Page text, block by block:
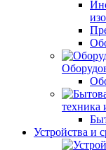
техника
Устройства и